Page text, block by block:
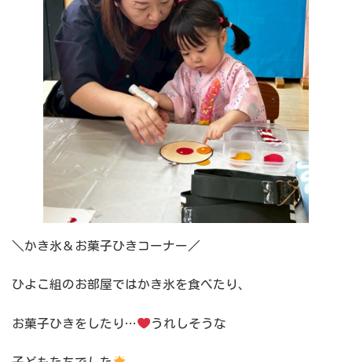
＼かき氷＆お菓子ひきコーナー／
ひよこ組のお部屋ではかき氷を食べたり、
お菓子ひきをしたり… うれしそうな